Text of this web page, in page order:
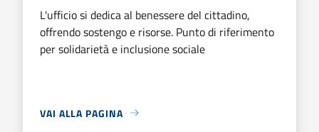
L'ufficio si dedica al benessere del cittadino,
offrendo sostengo e risorse. Punto di riferimento
per solidarietà e inclusione sociale
VAI ALLA PAGINA